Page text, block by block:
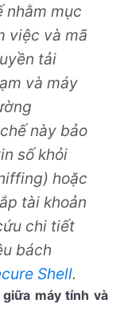
nhằm mục
việc và mã
tải
và máy
này bảo
số khỏi
hoặc
tài khoản
chi tiết
bách
Shell.
máy tính và